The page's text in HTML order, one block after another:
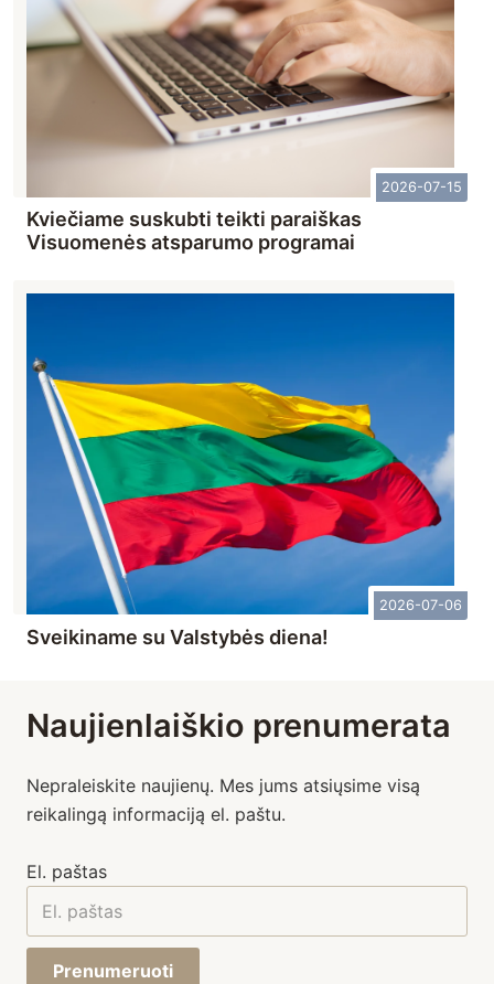
2026-07-15
Kviečiame suskubti teikti paraiškas
Visuomenės atsparumo programai
2026-07-06
Sveikiname su Valstybės diena!
Naujienlaiškio prenumerata
Nepraleiskite naujienų. Mes jums atsiųsime visą
reikalingą informaciją el. paštu.
El. paštas
Prenumeruoti